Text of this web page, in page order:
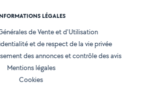
LÉGALES
de Vente et d'Utilisation
et de respect de la vie privée
des annonces et contrôle des avis
Mentions légales
Cookies